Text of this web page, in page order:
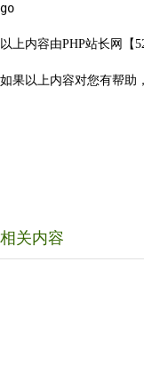
go
以上内容由PHP站长网【
如果以上内容对您有帮助
相关内容